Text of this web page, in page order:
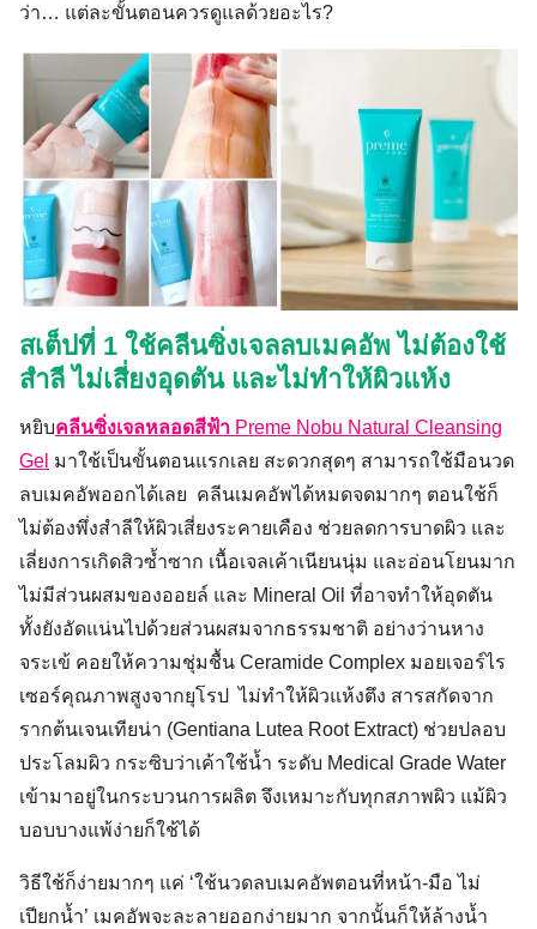
ว่า… แต่ละขั้นตอนควรดูแลด้วยอะไร?
สเต็ปที่ 1 ใช้คลีนซิ่งเจลลบเมคอัพ ไม่ต้องใช้
สำลี ไม่เสี่ยงอุดตัน และไม่ทำให้ผิวแห้ง
หยิบคลีนซิ่งเจลหลอดสีฟ้า Preme Nobu Natural Cleansing
Gel มาใช้เป็นขั้นตอนแรกเลย สะดวกสุดๆ สามารถใช้มือนวด
ลบเมคอัพออกได้เลย คลีนเมคอัพได้หมดจดมากๆ ตอนใช้ก็
ไม่ต้องพึ่งสำลีให้ผิวเสี่ยงระคายเคือง ช่วยลดการบาดผิว และ
เลี่ยงการเกิดสิวซ้ำซาก เนื้อเจลเค้าเนียนนุ่ม และอ่อนโยนมาก
ไม่มีส่วนผสมของออยล์ และ Mineral Oil ที่อาจทำให้อุดตัน
ทั้งยังอัดแน่นไปด้วยส่วนผสมจากธรรมชาติ อย่างว่านหาง
จระเข้ คอยให้ความชุ่มชื้น Ceramide Complex มอยเจอร์ไร
เซอร์คุณภาพสูงจากยุโรป ไม่ทำให้ผิวแห้งตึง สารสกัดจาก
รากต้นเจนเทียน่า (Gentiana Lutea Root Extract) ช่วยปลอบ
ประโลมผิว กระซิบว่าเค้าใช้น้ำ ระดับ Medical Grade Water
เข้ามาอยู่ในกระบวนการผลิต จึงเหมาะกับทุกสภาพผิว แม้ผิว
บอบบางแพ้ง่ายก็ใช้ได้
วิธีใช้ก็ง่ายมากๆ แค่ ‘ใช้นวดลบเมคอัพตอนที่หน้า-มือ ไม่
เปียกน้ำ’ เมคอัพจะละลายออกง่ายมาก จากนั้นก็ให้ล้างน้ำ